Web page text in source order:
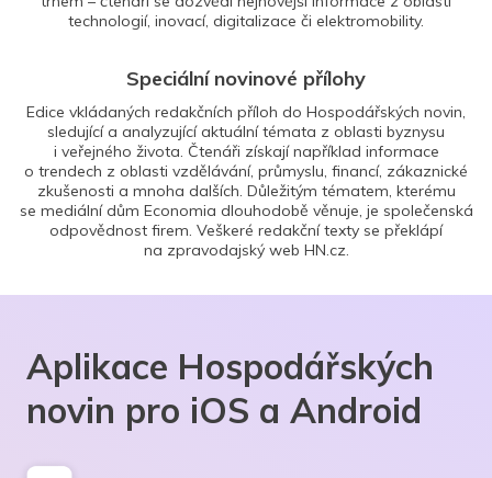
technologií, inovací, digitalizace či elektromobility.
Speciální novinové přílohy
Edice vkládaných redakčních příloh do Hospodářských novin,
sledující a analyzující aktuální témata z oblasti byznysu
i veřejného života. Čtenáři získají například informace
o trendech z oblasti vzdělávání, průmyslu, financí, zákaznické
zkušenosti a mnoha dalších. Důležitým tématem, kterému
se mediální dům Economia dlouhodobě věnuje, je společenská
odpovědnost firem. Veškeré redakční texty se překlápí
na zpravodajský web HN.cz.
Aplikace Hospodářských
novin pro iOS a Android